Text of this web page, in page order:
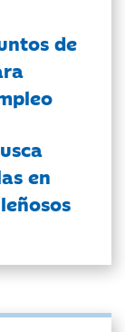
de
en